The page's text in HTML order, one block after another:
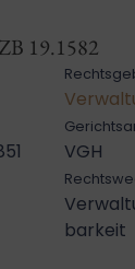
19.1582
VGH
barkeit